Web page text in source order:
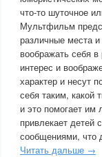
что-то шуточное
Мультфильм
различные места
воображать себя
интерес и
характер и несут
себя таким, какой
и это помогает
привлекает
сообщениями, что
Читать дальше →